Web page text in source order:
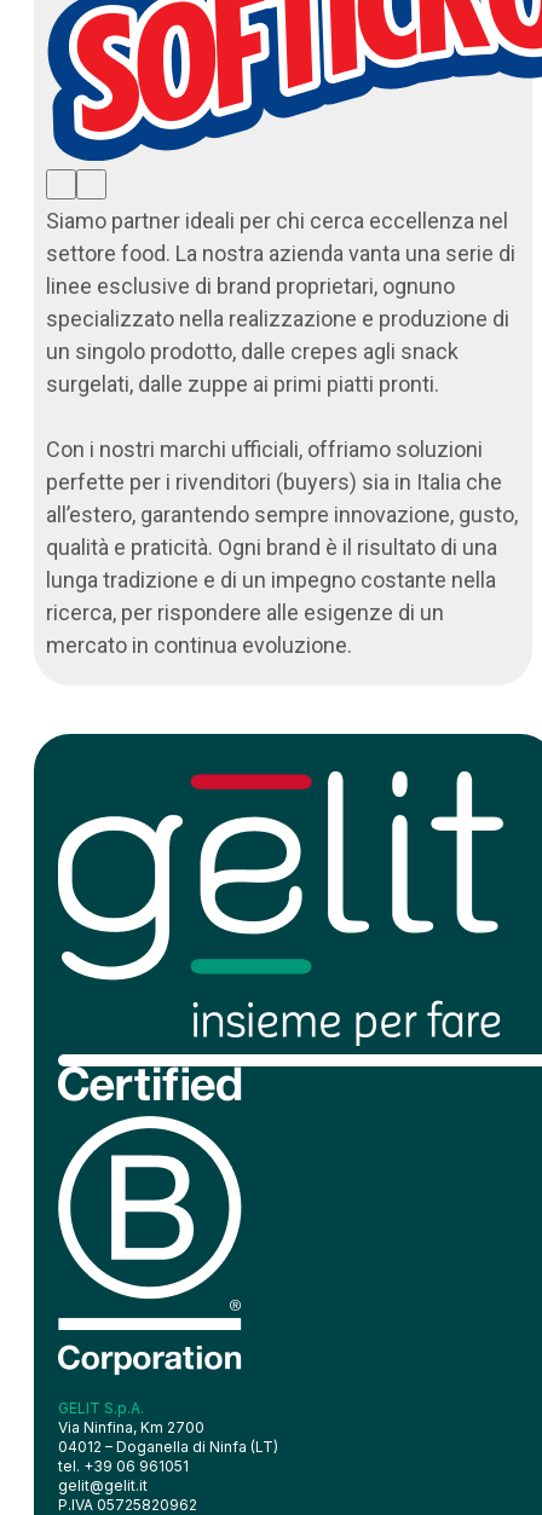
Siamo partner ideali per chi cerca eccellenza nel
settore food. La nostra azienda vanta una serie di
linee esclusive di brand proprietari, ognuno
specializzato nella realizzazione e produzione di
un singolo prodotto, dalle crepes agli snack
surgelati, dalle zuppe ai primi piatti pronti.
Con i nostri marchi ufficiali, offriamo soluzioni
perfette per i rivenditori (buyers) sia in Italia che
all’estero, garantendo sempre innovazione, gusto,
qualità e praticità. Ogni brand è il risultato di una
lunga tradizione e di un impegno costante nella
ricerca, per rispondere alle esigenze di un
mercato in continua evoluzione.
GELIT S.p.A.
Via Ninfina, Km 2700
04012 – Doganella di Ninfa (LT)
tel. +39 06 961051
gelit@gelit.it
P.IVA 05725820962